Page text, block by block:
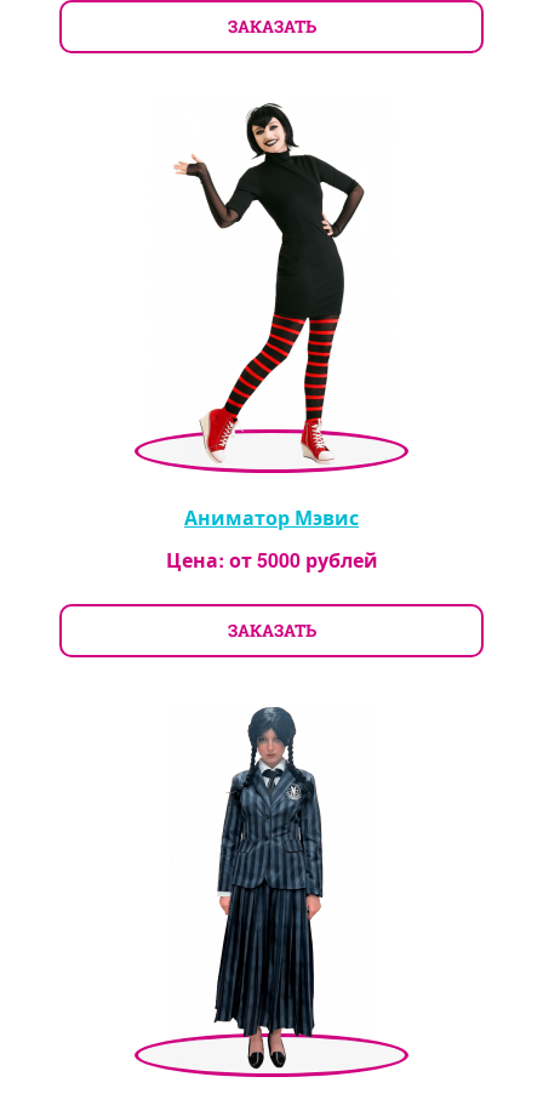
ЗАКАЗАТЬ
Аниматор Мэвис
Цена: от5000рублей
ЗАКАЗАТЬ